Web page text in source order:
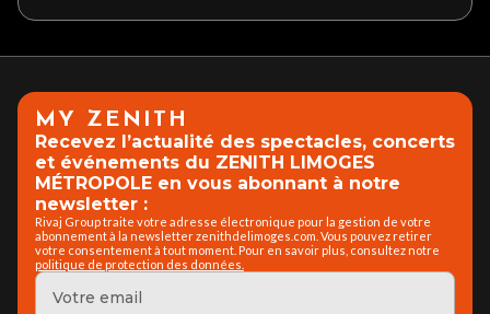
MY ZENITH
Recevez l’actualité des spectacles, concerts
et événements du ZENITH LIMOGES
MÉTROPOLE en vous abonnant à notre
newsletter :
Rivaj Group traite votre adresse électronique pour la gestion de votre
abonnement à la newsletter zenithdelimoges.com. Vous pouvez retirer
votre consentement à tout moment. Pour en savoir plus, consultez notre
politique de protection des données.